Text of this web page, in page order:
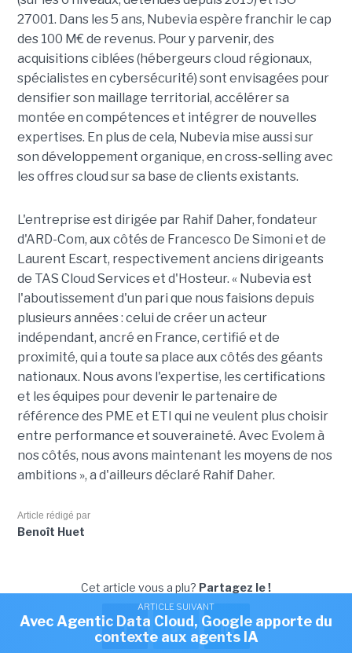
27001. Dans les 5 ans, Nubevia espère franchir le cap
des 100 M€ de revenus. Pour y parvenir, des
acquisitions ciblées (hébergeurs cloud régionaux,
spécialistes en cybersécurité) sont envisagées pour
densifier son maillage territorial, accélérer sa
montée en compétences et intégrer de nouvelles
expertises. En plus de cela, Nubevia mise aussi sur
son développement organique, en cross-selling avec
les offres cloud sur sa base de clients existants.
L'entreprise est dirigée par Rahif Daher, fondateur
d'ARD-Com, aux côtés de Francesco De Simoni et de
Laurent Escart, respectivement anciens dirigeants
de TAS Cloud Services et d'Hosteur. « Nubevia est
l'aboutissement d'un pari que nous faisions depuis
plusieurs années : celui de créer un acteur
indépendant, ancré en France, certifié et de
proximité, qui a toute sa place aux côtés des géants
nationaux. Nous avons l'expertise, les certifications
et les équipes pour devenir le partenaire de
référence des PME et ETI qui ne veulent plus choisir
entre performance et souveraineté. Avec Evolem à
nos côtés, nous avons maintenant les moyens de nos
ambitions », a d'ailleurs déclaré Rahif Daher.
Article rédigé par
Benoît Huet
Cet article vous a plu? Partagez le !
ARTICLE SUIVANT
Avec Agentic Data Cloud, Google apporte du
contexte aux agents IA